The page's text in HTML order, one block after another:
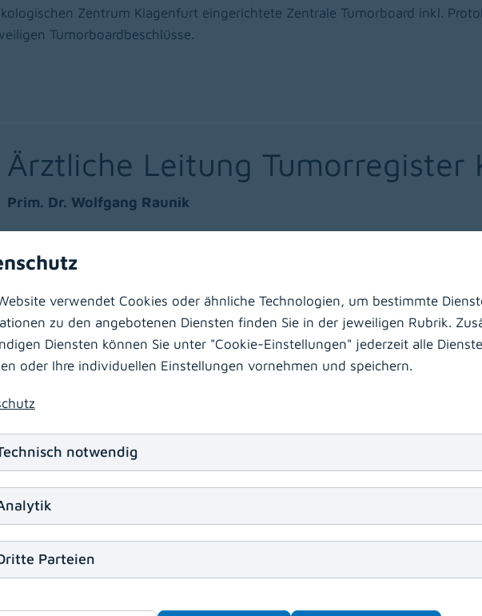
Zentrum Klagenfurt eingerichtete Zentrale Tumorboard inkl.
Tumorboardbeschlüsse.
Ärztliche Leitung Tumorregister
Prim. Dr. Wolfgang Raunik
Operative Leitung Tumorregister
Kärnten
Phone
+43 463 538-28556
Email
verwendet Cookies oder ähnliche Technologien, um bestimmte
zu den angebotenen Diensten finden Sie in der jeweiligen Rubrik.
Diensten können Sie unter "Cookie-Einstellungen" jederzeit alle
oder Ihre individuellen Einstellungen vornehmen und speichern.
notwendig
Parteien